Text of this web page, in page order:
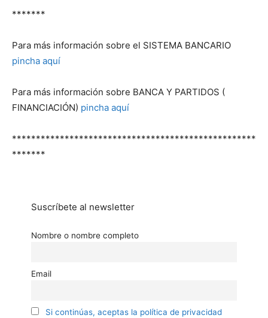
*******
Para más información sobre el SISTEMA BANCARIO
pincha aquí
Para más información sobre BANCA Y PARTIDOS (
FINANCIACIÓN) pincha aquí
***************************************************
*******
Suscríbete al newsletter
Nombre o nombre completo
Email
Si continúas, aceptas la política de privacidad